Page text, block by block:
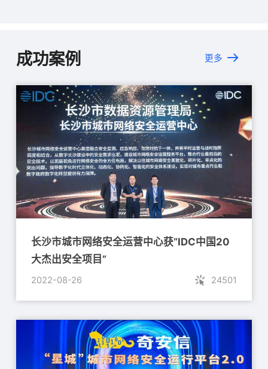
成功案例 更多
长沙市城市网络安全运营中心获“IDC中国20
大杰出安全项目”
2022-08-26 24501